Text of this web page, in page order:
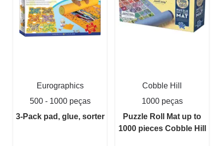
Eurographics
500 - 1000 peças
3-Pack pad, glue, sorter
Cobble Hill
1000 peças
Puzzle Roll Mat up to
1000 pieces Cobble Hill